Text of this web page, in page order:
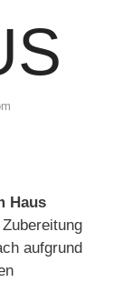
Haus
aufgrund